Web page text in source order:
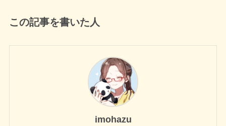
この記事を書いた人
imohazu